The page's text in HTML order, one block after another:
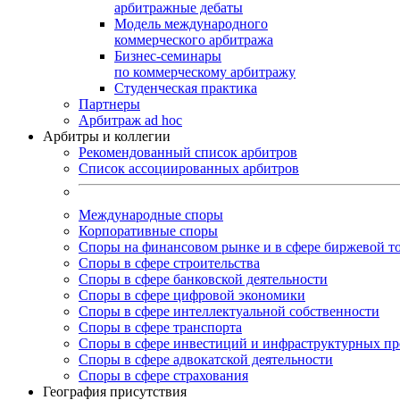
арбитражные дебаты
Модель международного
коммерческого арбитража
Бизнес-семинары
по коммерческому арбитражу
Студенческая практика
Партнеры
Арбитраж ad hoc
Арбитры и коллегии
Рекомендованный список арбитров
Список ассоциированных арбитров
Международные споры
Корпоративные споры
Споры на финансовом рынке и в сфере биржевой
Споры в сфере строительства
Споры в сфере банковской деятельности
Споры в сфере цифровой экономики
Споры в сфере интеллектуальной собственности
Споры в сфере транспорта
Cпоры в сфере инвестиций и инфраструктурных
Споры в сфере адвокатской деятельности
Споры в сфере страхования
География присутствия